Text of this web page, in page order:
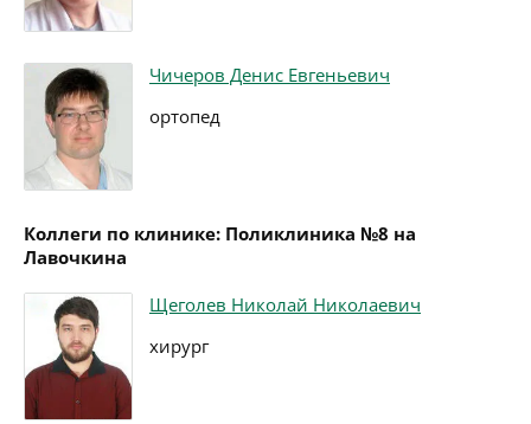
Чичеров Денис Евгеньевич
ортопед
Коллеги по клинике: Поликлиника №8 на
Лавочкина
Щеголев Николай Николаевич
хирург